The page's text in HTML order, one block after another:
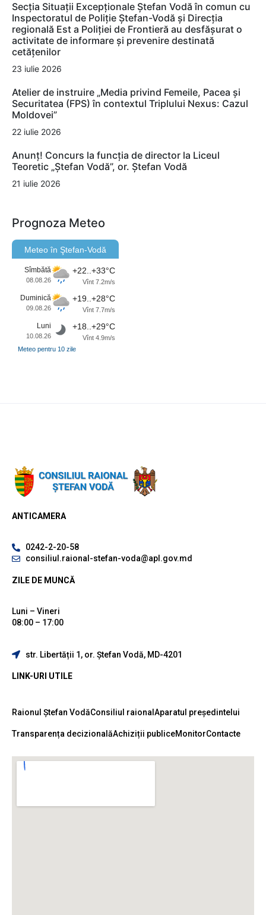
Secția Situații Excepționale Ștefan Vodă în comun cu
Inspectoratul de Poliție Ștefan-Vodă și Direcția
regională Est a Poliției de Frontieră au desfășurat o
activitate de informare și prevenire destinată
cetățenilor
23 iulie 2026
Atelier de instruire „Media privind Femeile, Pacea și
Securitatea (FPS) în contextul Triplului Nexus: Cazul
Moldovei”
22 iulie 2026
Anunț! Concurs la funcția de director la Liceul
Teoretic „Ștefan Vodă”, or. Ștefan Vodă
21 iulie 2026
Prognoza Meteo
Meteo în Ştefan-Vodă
Sîmbătă
08.08.26
+22..+33°C
Vînt 7.2m/s
Duminică
09.08.26
+19..+28°C
Vînt 7.7m/s
Luni
10.08.26
+18..+29°C
Vînt 4.9m/s
Meteo pentru 10 zile
ANTICAMERA
0242-2-20-58
consiliul.raional-stefan-voda@apl.gov.md
ZILE DE MUNCĂ
Luni – Vineri
08:00 – 17:00
str. Libertății 1, or. Ștefan Vodă, MD-4201
LINK-URI UTILE
Raionul Ștefan VodăConsiliul raional Aparatul președintelui
Transparența decizionalăAchiziții publiceMonitorContacte